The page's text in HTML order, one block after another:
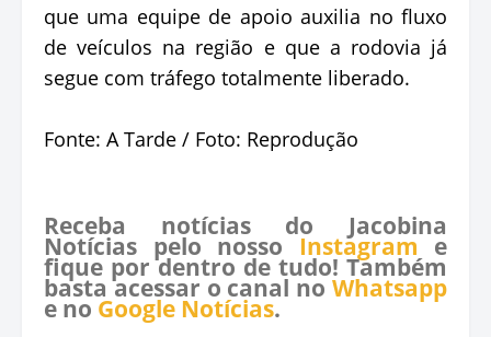
que uma equipe de apoio auxilia no fluxo
de veículos na região e que a rodovia já
segue com tráfego totalmente liberado.
Fonte: A Tarde / Foto: Reprodução
Receba notícias do Jacobina
Notícias pelo nosso Instagram e
fique por dentro de tudo! Também
basta acessar o canal no Whatsapp
e no Google Notícias.